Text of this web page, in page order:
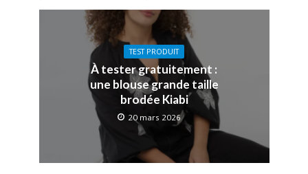
TEST PRODUIT
À tester gratuitement :
une blouse grande taille
brodée Kiabi
20 mars 2026